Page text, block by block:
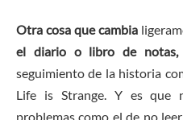
Otra cosa que cambia
el diario o libro de notas,
seguimiento de la historia
Life is Strange. Y es que
problemas como el de no